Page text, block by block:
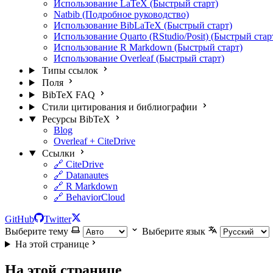
Использование LaTeX (Быстрый старт)
Natbib (Подробное руководство)
Использование BibLaTeX (Быстрый старт)
Использование Quarto (RStudio/Posit) (Быстрый
Использование R Markdown (Быстрый старт)
Использование Overleaf (Быстрый старт)
Типы ссылок
Поля
BibTeX FAQ
Стили цитирования и библиографии
Ресурсы BibTeX
Blog
Overleaf + CiteDrive
Ссылки
🔗 CiteDrive
🔗 Datanautes
🔗 R Markdown
🔗 BehaviorCloud
GitHub
Twitter
Выберите тему
Выберите язык
На этой странице